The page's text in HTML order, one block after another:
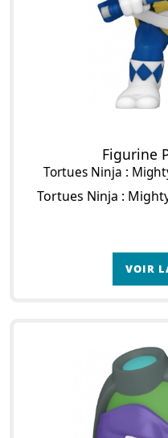
Figurine
Tortues Ninja :
Tortues Ninja :
VOIR